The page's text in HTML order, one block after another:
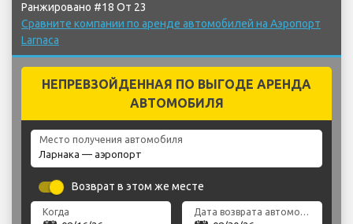
Ранжировано #18 От 23
Сравните компании по аренде автомобилей на Аэропорт
Larnaca
НЕПРЕВЗОЙДЕННАЯ ПО ВЫГОДЕ АРЕНДА
АВТОМОБИЛЯ
Место получения автомобиля
Возврат в этом же месте
Когда Дата возврата автомобиля